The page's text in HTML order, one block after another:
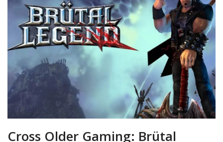
Cross Older Gaming: Brütal